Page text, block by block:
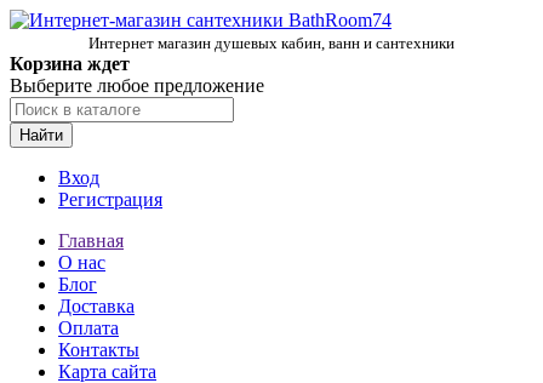
Интернет магазин душевых кабин, ванн и сантехники
Корзина ждет
Выберите любое предложение
Найти
Вход
Регистрация
Главная
О нас
Блог
Доставка
Оплата
Контакты
Карта сайта